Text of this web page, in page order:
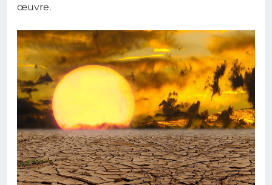
œuvre.